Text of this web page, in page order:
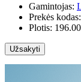
Gamintojas:
Prekės kodas:
Plotis:
Užsakyti